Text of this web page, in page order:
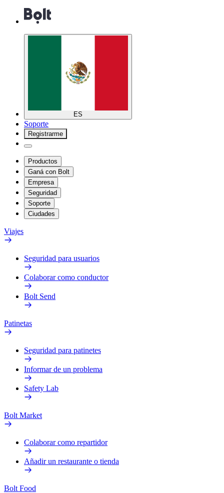
ES
Soporte
Registrarme
Productos
Ganá con Bolt
Empresa
Seguridad
Soporte
Ciudades
Viajes
Seguridad para usuarios
Colaborar como conductor
Bolt Send
Patinetas
Seguridad para patinetes
Informar de un problema
Safety Lab
Bolt Market
Colaborar como repartidor
Añadir un restaurante o tienda
Bolt Food